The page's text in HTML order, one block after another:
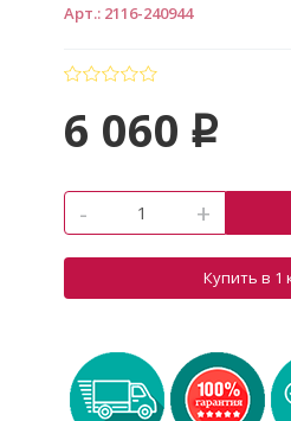
Арт.: 2116-240944
6 060 p
- +
Купить в 1